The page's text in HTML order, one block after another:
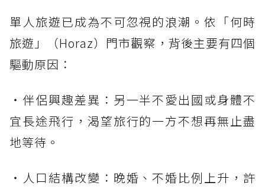
單人旅遊已成為不可忽視的浪潮。依「何時
旅遊」（Horaz）門市觀察，背後主要有四個
驅動原因：
・伴侶興趣差異：另一半不愛出國或身體不
宜長途飛行，渴望旅行的一方不想再無止盡
地等待。
・人口結構改變：晚婚、不婚比例上升，許